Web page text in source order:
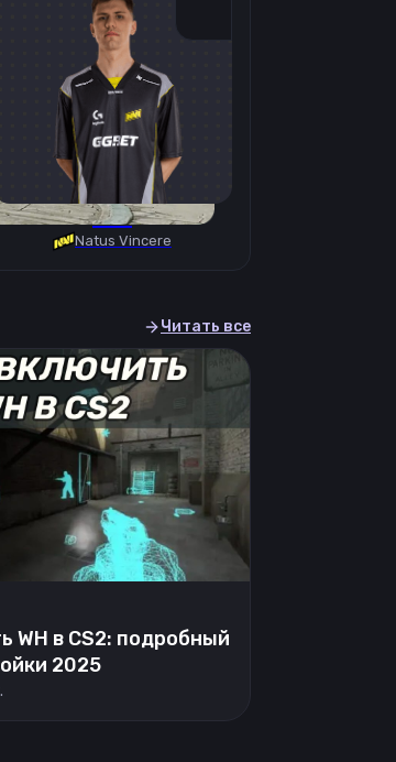
B1T
Natus Vincere
Читать все
WH в CS2: подробный
2025